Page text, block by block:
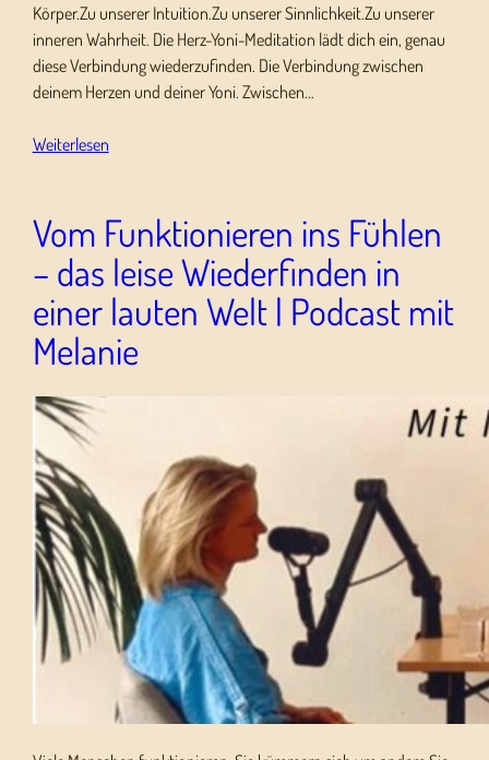
Körper.Zu unserer Intuition.Zu unserer Sinnlichkeit.Zu unserer
inneren Wahrheit. Die Herz-Yoni-Meditation lädt dich ein, genau
diese Verbindung wiederzufinden. Die Verbindung zwischen
deinem Herzen und deiner Yoni. Zwischen…
Weiterlesen
Vom Funktionieren ins Fühlen
– das leise Wiederfinden in
einer lauten Welt | Podcast mit
Melanie